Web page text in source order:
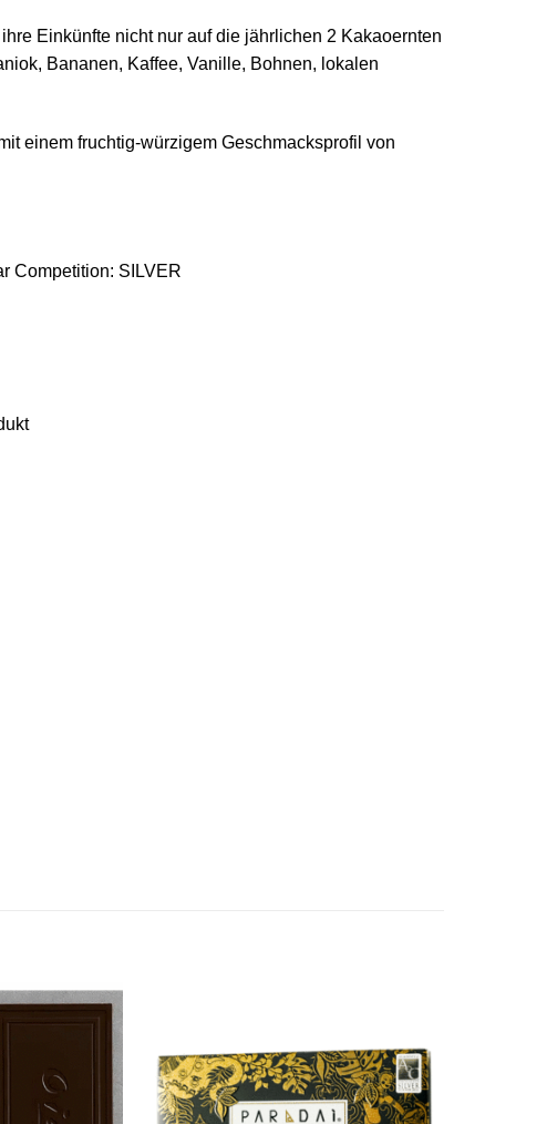
Einkünfte nicht nur auf die jährlichen 2 Kakaoernten
Bananen, Kaffee, Vanille, Bohnen, lokalen
einem fruchtig-würzigem Geschmacksprofil von
Competition: SILVER
hinzufügen
Wunschliste
hinzufügen